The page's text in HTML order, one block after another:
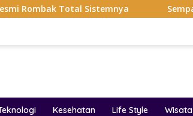
Total Sistemnya Sempat Viral
Kesehatan Life Style Wisata